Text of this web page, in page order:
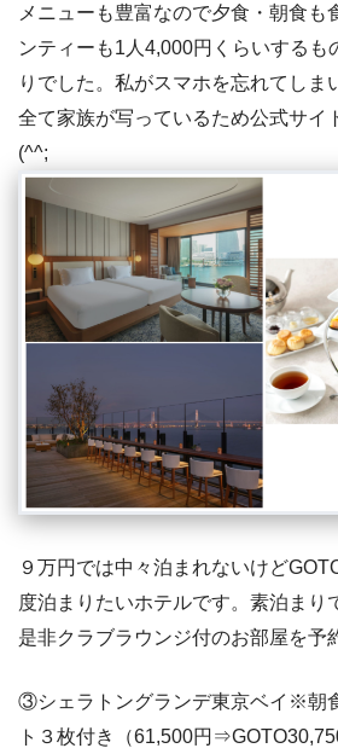
メニューも豊富なので夕食・朝食も
ンティーも1人4,000円くらいするも
りでした。私がスマホを忘れてしま
全て家族が写っているため公式サイ
(^^;
９万円では中々泊まれないけど
度泊まりたいホテルです。素泊まり
是非クラブラウンジ付のお部屋を予
③シェラトングランデ東京ベイ※朝
ト３枚付き（61,500円